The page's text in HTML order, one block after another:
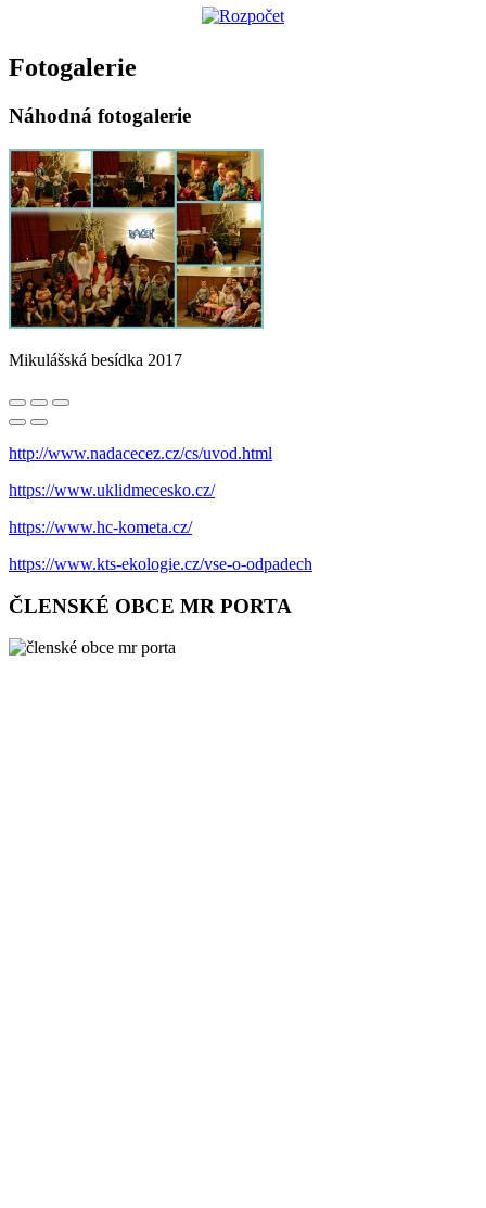
Fotogalerie
Náhodná fotogalerie
Mikulášská besídka 2017
http://www.nadacecez.cz/cs/uvod.html
https://www.uklidmecesko.cz/
https://www.hc-kometa.cz/
https://www.kts-ekologie.cz/vse-o-odpadech
ČLENSKÉ OBCE MR PORTA